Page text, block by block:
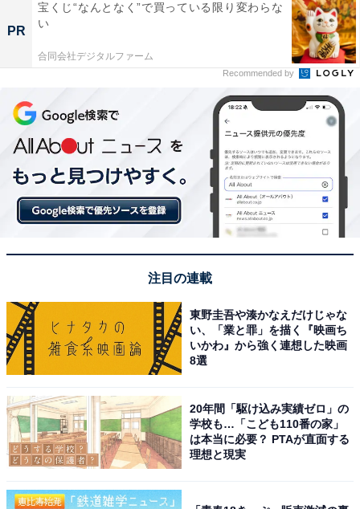
PR
宝くじ“なんとなく”で買っている限り変わらな
い
合同会社デジタルファーム
Recommended by
注目の連載
東野圭吾や湊かなえだけじゃな
い、「業と罪」を描く『映画ち
いかわ』から強く連想した映画
8選
20年間「駆け込み実績ゼロ」の
学校も…「こども110番の家」
は本当に必要？ PTAが直面する
理想と現実